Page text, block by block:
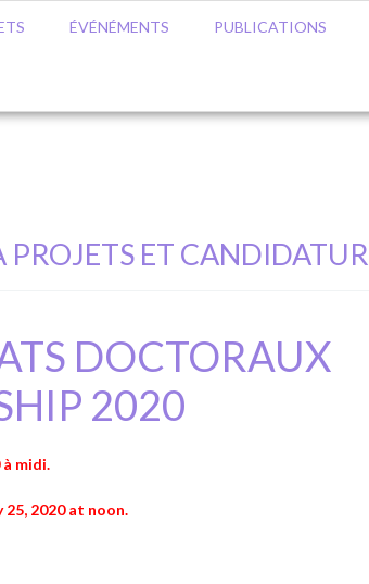
ÉVÉNÉMENTS PUBLICATIONS
PROJETS ET
DOCTORAUX
2020
midi.
2020 at noon.